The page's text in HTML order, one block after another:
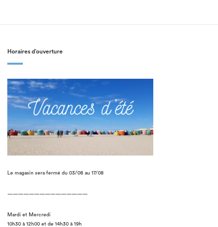
Horaires d’ouverture
Le magasin sera fermé du 03/08 au 17/08
———————————————
Mardi et Mercredi
10h30 à 12h00 et de 14h30 à 19h